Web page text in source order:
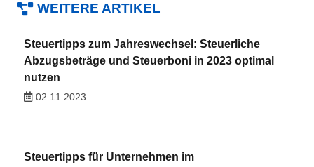
WEITERE ARTIKEL
Steuertipps zum Jahreswechsel: Steuerliche
Abzugsbeträge und Steuerboni in 2023 optimal
nutzen
02.11.2023
Steuertipps für Unternehmen im